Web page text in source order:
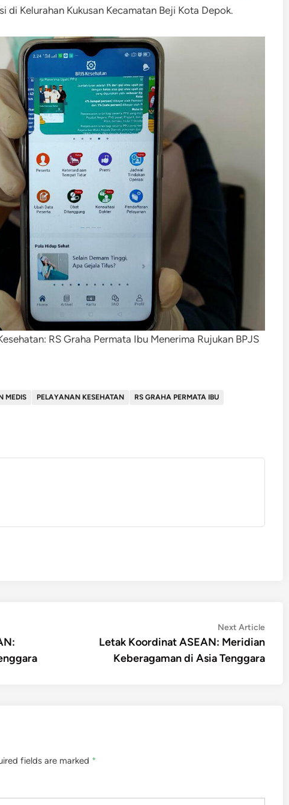
di Kelurahan Kukusan Kecamatan Beji Kota Depok.
RS Graha Permata Ibu Menerima Rujukan BPJS
MEDIS PELAYANAN KESEHATAN
RS GRAHA PERMATA IBU
Next ArticleNext
article:
Letak Koordinat ASEAN: Meridian
Keberagaman di Asia Tenggara
fields are marked *